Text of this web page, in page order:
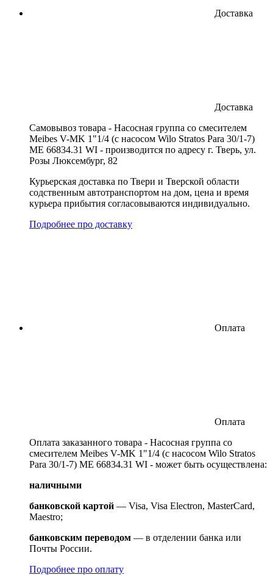
Доставка
Доставка
Cамовывоз товара - Насосная группа со смесителем
Meibes V-MK 1"1/4 (с насосом Wilo Stratos Para 30/1-7)
ME 66834.31 WI - производится по адресу г. Тверь, ул.
Розы Люксембург, 82
Курьерская доставка по Твери и Тверской области
содственным автотранспортом на дом, цена и время
курьера прибытия согласовываются индивидуально.
Подробнее про доставку
Оплата
Оплата
Оплата заказанного товара - Насосная группа со
смесителем Meibes V-MK 1"1/4 (с насосом Wilo Stratos
Para 30/1-7) ME 66834.31 WI - может быть осуществлена:
наличными
банковской картой — Visa, Visa Electron, MasterCard,
Maestro;
банковским переводом — в отделении банка или
Почты России.
Подробнее про оплату